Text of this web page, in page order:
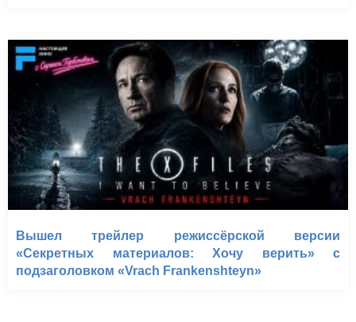
Вышел трейлер режиссёрской версии
«Секретных материалов: Хочу верить» с
подзаголовком «Vrach Frankenshteyn»